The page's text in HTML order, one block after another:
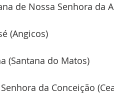
de Nossa Senhora da
(Angicos)
(Santana do Matos)
da Conceição